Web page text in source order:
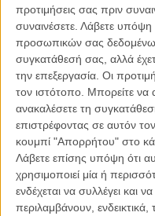
προτιμήσεις σας πριν
συναινέσετε. Λάβετε υπόψη
προσωπικών σας δεδομένων
συγκατάθεσή σας, αλλά
την επεξεργασία. Οι
τον ιστότοπο. Μπορείτε να
ανακαλέσετε τη
επιστρέφοντας σε αυτόν
κουμπί "Απορρήτου" στο
Λάβετε επίσης υπόψη ότι
χρησιμοποιεί μία ή
ενδέχεται να συλλέγει και
περιλαμβάνουν,
Η επιτυχία είναι
καλύτερο, δεν σε πάει
απλώς ένα ωραίο,
συναίσθημα.»